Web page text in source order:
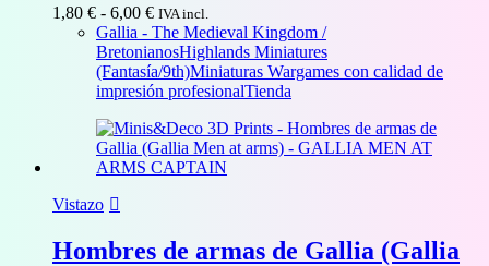
1,80 € - 6,00 €Rango
de
precios:
desde
1,80 €
6,00 €
IVA incl.
Gallia - The Medieval Kingdom /
BretonianosHighlands Miniatures
(Fantasía/9th)Miniaturas Wargames con calidad de
impresión profesionalTienda
Vistazo
Hombres de armas de Gallia (Gallia